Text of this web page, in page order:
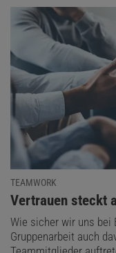
TEAMWORK
:
Vertrauen steckt
Wie sicher wir uns bei
Gruppenarbeit auch